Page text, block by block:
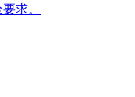
求。